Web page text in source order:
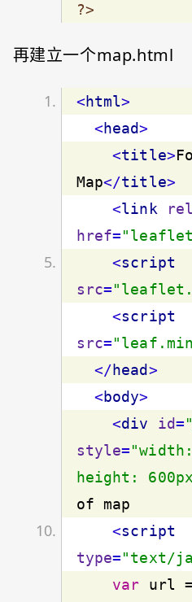
?>
再建立一个map.html
<html>
<head>
<title>
Map</title>
<link
href=
<script
src=
<script
src=
</head>
<body>
<div id=
style=
height:
<script
type="text/
var